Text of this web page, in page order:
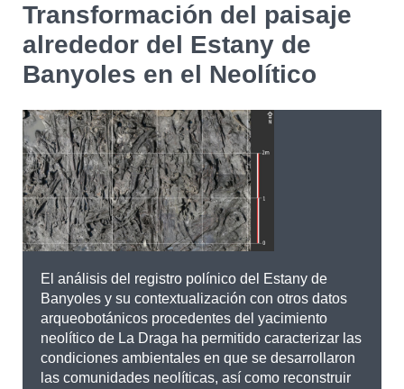
Agenda
English Català
BUSCAR
Transformación del paisaje
alrededor del Estany de
Banyoles en el Neolítico
El análisis del registro polínico del Estany de
Banyoles y su contextualización con otros datos
arqueobotánicos procedentes del yacimiento
neolítico de La Draga ha permitido caracterizar las
condiciones ambientales en que se desarrollaron
las comunidades neolíticas, así como reconstruir